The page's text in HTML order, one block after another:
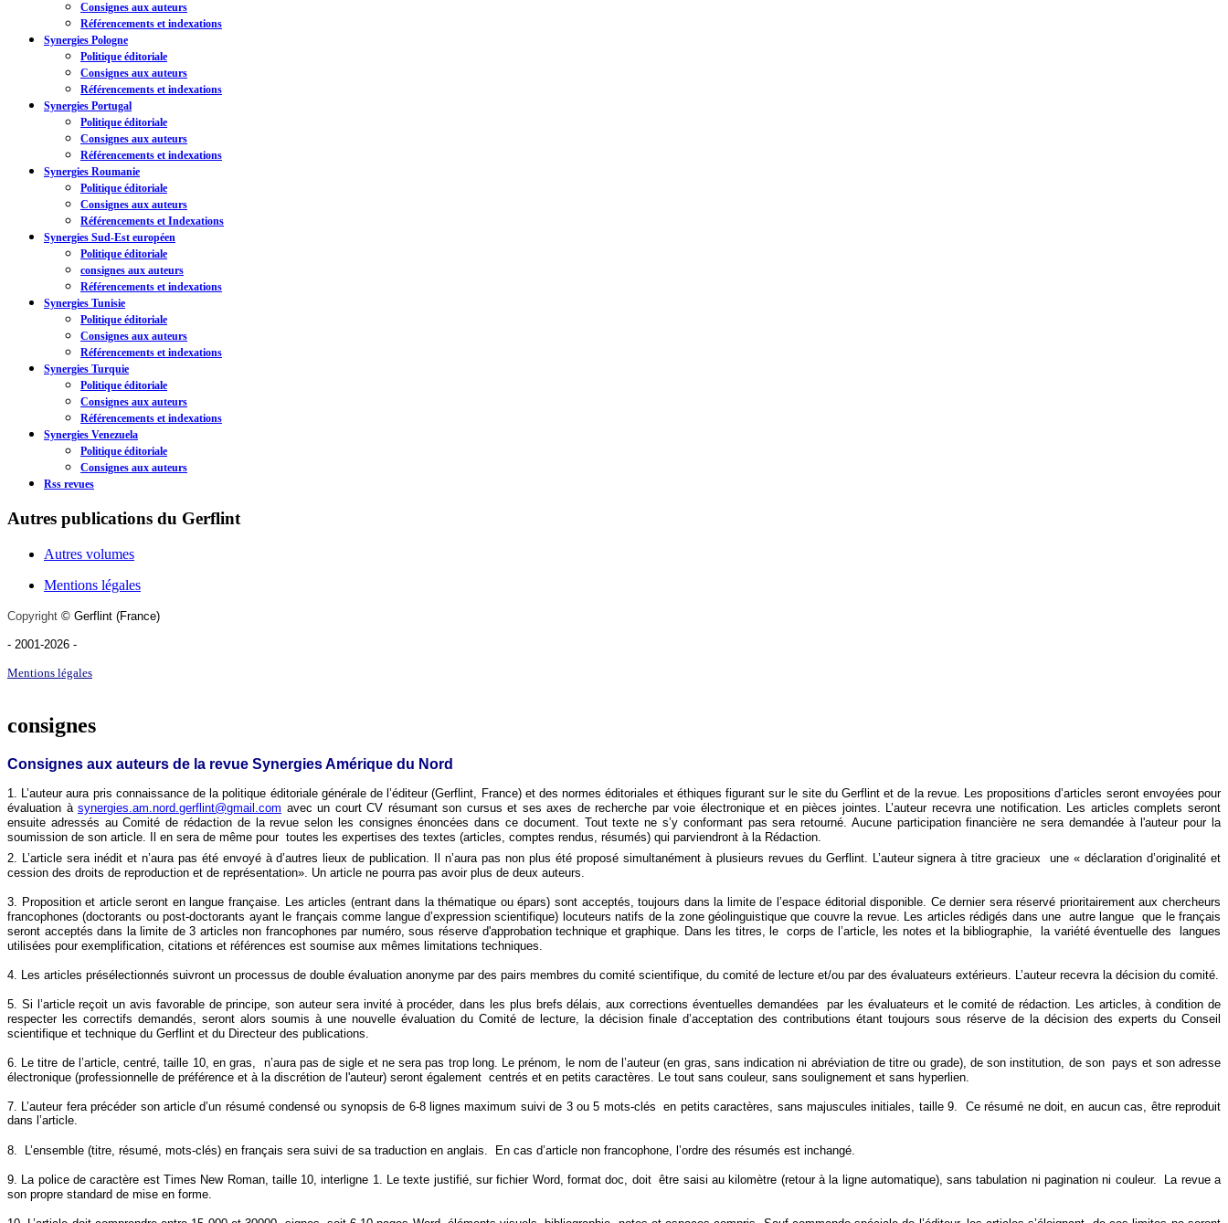
Consignes aux auteurs
Référencements et indexations
Synergies Pologne
Politique éditoriale
Consignes aux auteurs
Référencements et indexations
Synergies Portugal
Politique éditoriale
Consignes aux auteurs
Référencements et indexations
Synergies Roumanie
Politique éditoriale
Consignes aux auteurs
Référencements et Indexations
Synergies Sud-Est européen
Politique éditoriale
consignes aux auteurs
Référencements et indexations
Synergies Tunisie
Politique éditoriale
Consignes aux auteurs
Référencements et indexations
Synergies Turquie
Politique éditoriale
Consignes aux auteurs
Référencements et indexations
Synergies Venezuela
Politique éditoriale
Consignes aux auteurs
Rss revues
Autres publications du Gerflint
Autres volumes
Mentions légales
Copyright © Gerflint (France)
- 2001-2026 -
Mentions légales
consignes
Consignes aux auteurs de la revue Synergies Amérique du Nord
1. L’auteur aura pris connaissance de la politique éditoriale générale de l’éditeur (Gerflint, France) et des normes éditoriales et éthiques figurant sur le site du Gerflint et de la revue. Les propositions d’articles seront envoyées pour
évaluation àsynergies.am.nord.gerflint@gmail.com avec un court CV résumant son cursus et ses axes de recherche par voie électronique et en pièces jointes. L’auteur recevra une notification. Les articles complets seront
ensuite adressés au Comité de rédaction de la revue selon les consignes énoncées dans ce document. Tout texte ne s’y conformant pas sera retourné. Aucune participation financière ne sera demandée à l'auteur pour la
soumission de son article. Il en sera de même pour toutes les expertises des textes (articles, comptes rendus, résumés) qui parviendront à la Rédaction.
2. L’article sera inédit et n’aura pas été envoyé à d’autres lieux de publication. Il n’aura pas non plus été proposé simultanément à plusieurs revues du Gerflint. L’auteur signera à titre gracieux une « déclaration d’originalité et
cession des droits de reproduction et de représentation». Un article ne pourra pas avoir plus de deux auteurs.
3. Proposition et article seront en langue française. Les articles (entrant dans la thématique ou épars) sont acceptés, toujours dans la limite de l’espace éditorial disponible. Ce dernier sera réservé prioritairement aux chercheurs
francophones (doctorants ou post-doctorants ayant le français comme langue d’expression scientifique) locuteurs natifs de la zone géolinguistique que couvre la revue. Les articles rédigés dans une autre langue que le français
seront acceptés dans la limite de 3 articles non francophones par numéro, sous réserve d'approbation technique et graphique. Dans les titres, le corps de l’article, les notes et la bibliographie, la variété éventuelle des langues
utilisées pour exemplification, citations et références est soumise aux mêmes limitations techniques.
4. Les articles présélectionnés suivront un processus de double évaluation anonyme par des pairs membres du comité scientifique, du comité de lecture et/ou par des évaluateurs extérieurs. L’auteur recevra la décision du comité.
5. Si l’article reçoit un avis favorable de principe, son auteur sera invité à procéder, dans les plus brefs délais, aux corrections éventuelles demandées par les évaluateurs et le comité de rédaction. Les articles, à condition de
respecter les correctifs demandés, seront alors soumis à une nouvelle évaluation du Comité de lecture, la décision finale d’acceptation des contributions étant toujours sous réserve de la décision des experts du Conseil
scientifique et technique du Gerflint et du Directeur des publications.
6. Le titre de l’article, centré, taille 10, en gras, n’aura pas de sigle et ne sera pas trop long. Le prénom, le nom de l’auteur (en gras, sans indication ni abréviation de titre ou grade), de son institution, de son pays et son adresse
électronique (professionnelle de préférence et à la discrétion de l'auteur) seront également centrés et en petits caractères. Le tout sans couleur, sans soulignement et sans hyperlien.
7. L’auteur fera précéder son article d’un résumé condensé ou synopsis de 6-8 lignes maximum suivi de 3 ou 5 mots-clés en petits caractères, sans majuscules initiales, taille 9. Ce résumé ne doit, en aucun cas, être reproduit
dans l’article.
8. L’ensemble (titre, résumé, mots-clés) en français sera suivi de sa traduction en anglais. En cas d’article non francophone, l’ordre des résumés est inchangé.
9. La police de caractère est Times New Roman, taille 10, interligne 1. Le texte justifié, sur fichier Word, format doc, doit être saisi au kilomètre (retour à la ligne automatique), sans tabulation ni pagination ni couleur. La revue a
son propre standard de mise en forme.